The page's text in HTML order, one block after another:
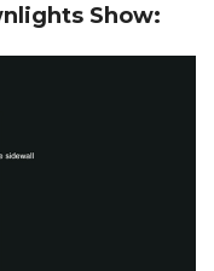
Show: